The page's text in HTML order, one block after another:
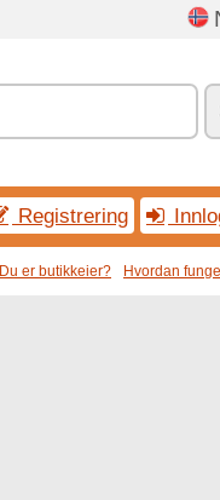
Registrering
Du er butikkeier? Hvordan